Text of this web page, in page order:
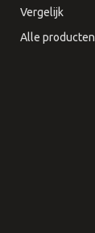
Vergelijk
Alle producten